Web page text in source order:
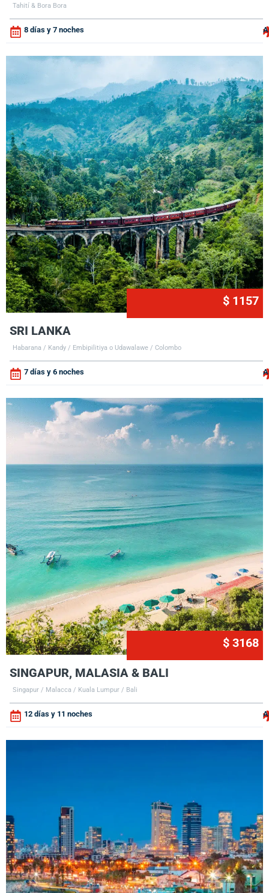
Tahití & Bora Bora
8 días y 7 noches
$ 1157
SRI LANKA
Habarana / Kandy / Embipilitiya o Udawalawe / Colombo
7 días y 6 noches
$ 3168
SINGAPUR, MALASIA & BALI
Singapur / Malacca / Kuala Lumpur / Bali
12 días y 11 noches